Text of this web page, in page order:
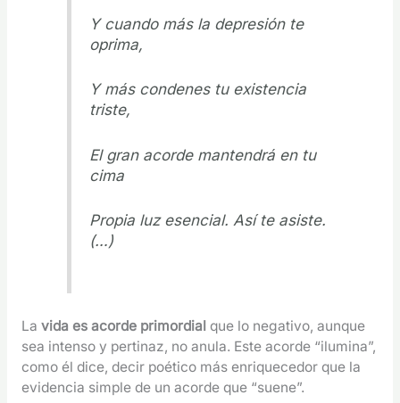
Y cuando más la depresión te
oprima,
Y más condenes tu existencia
triste,
El gran acorde mantendrá en tu
cima
Propia luz esencial. Así te asiste.
(…)
La vida es acorde primordial que lo negativo, aunque
sea intenso y pertinaz, no anula. Este acorde “ilumina”,
como él dice, decir poético más enriquecedor que la
evidencia simple de un acorde que “suene”.